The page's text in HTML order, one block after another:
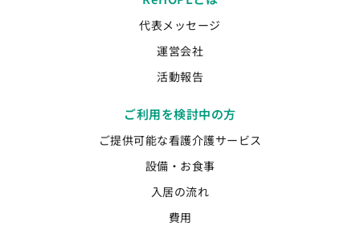
代表メッセージ
運営会社
活動報告
ご利用を検討中の方
ご提供可能な看護介護サービス
設備・お食事
入居の流れ
費用